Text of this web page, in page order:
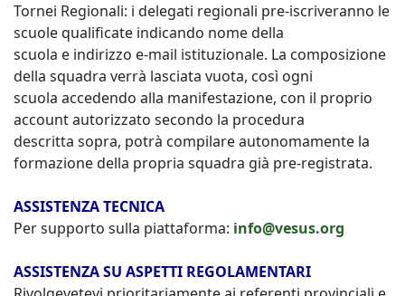
Tornei Regionali: i delegati regionali pre-iscriveranno le
scuole qualificate indicando nome della
scuola e indirizzo e-mail istituzionale. La composizione
della squadra verrà lasciata vuota, così ogni
scuola accedendo alla manifestazione, con il proprio
account autorizzato secondo la procedura
descritta sopra, potrà compilare autonomamente la
formazione della propria squadra già pre-registrata.
ASSISTENZA TECNICA
Per supporto sulla piattaforma: info@vesus.org
ASSISTENZA SU ASPETTI REGOLAMENTARI